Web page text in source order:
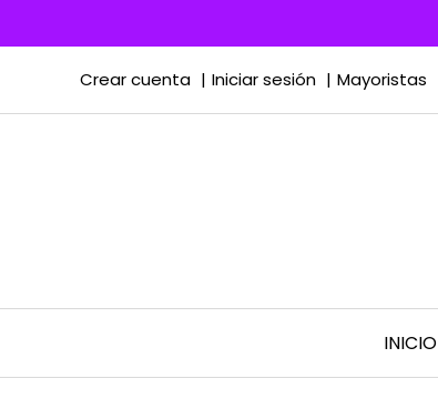
Crear cuenta Iniciar sesión Mayoristas
INICIO